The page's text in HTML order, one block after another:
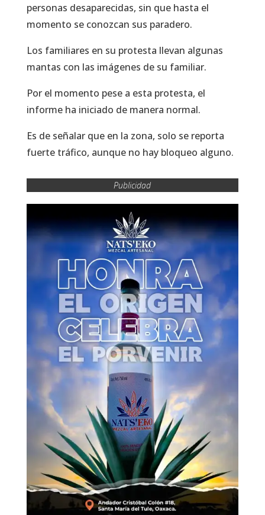
personas desaparecidas, sin que hasta el
momento se conozcan sus paradero.
Los familiares en su protesta llevan algunas
mantas con las imágenes de su familiar.
Por el momento pese a esta protesta, el
informe ha iniciado de manera normal.
Es de señalar que en la zona, solo se reporta
fuerte tráfico, aunque no hay bloqueo alguno.
Publicidad